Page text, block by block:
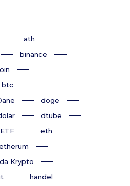
ath
binance
btc
doge
dtube
ETF
eth
Krypto
handel